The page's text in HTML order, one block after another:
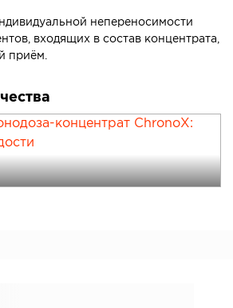
непереносимости
входящих в состав концентрата,
приём.